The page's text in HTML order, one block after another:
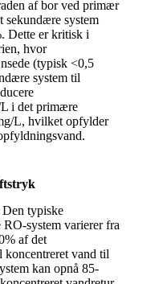
af bor ved primær
sekundære system
Dette er kritisk i
hvor
(typisk <0,5
system til
i det primære
L, hvilket opfylder
Den typiske
system varierer fra
af det
koncentreret vand til
kan opnå 85-